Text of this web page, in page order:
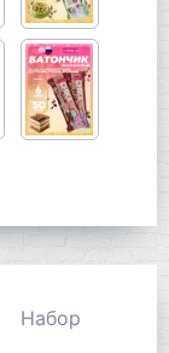
Набор